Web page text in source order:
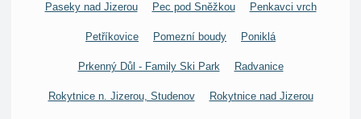
Paseky nad Jizerou Pec pod Sněžkou Penkavci vrch
Petříkovice Pomezní boudy Poniklá
Prkenný Důl - Family Ski Park Radvanice
Rokytnice n. Jizerou, Studenov Rokytnice nad Jizerou